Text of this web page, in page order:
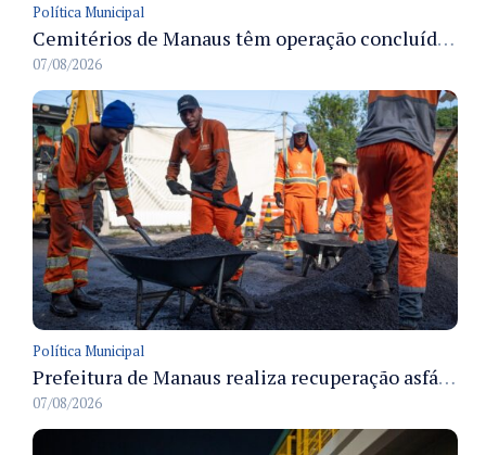
Política Municipal
Cemitérios de Manaus têm operação concluída e estrutura pronta para receber famílias no Dia dos Pais
07/08/2026
Política Municipal
Prefeitura de Manaus realiza recuperação asfáltica na rua Canário do Campo e amplia mobilidade na zona Norte
07/08/2026